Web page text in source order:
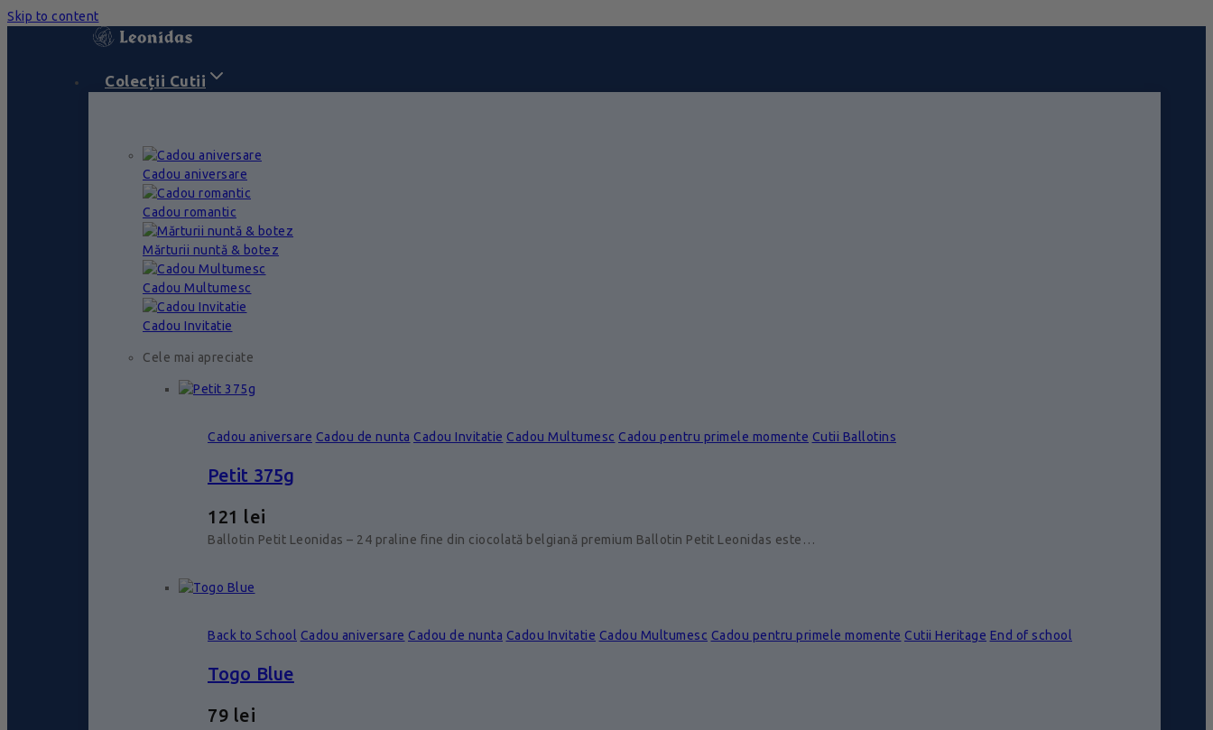
Skip to content
Colecții Cutii
Cadou aniversare
Cadou romantic
Mărturii nuntă & botez
Cadou Multumesc
Cadou Invitatie
Cele mai apreciate
Cadou aniversare Cadou de nunta Cadou Invitatie Cadou Multumesc Cadou pentru primele momente Cutii Ballotins
Petit 375g
121 lei
Ballotin Petit Leonidas – 24 praline fine din ciocolată belgiană premium Ballotin Petit Leonidas este…
Back to School Cadou aniversare Cadou de nunta Cadou Invitatie Cadou Multumesc Cadou pentru primele momente Cutii Heritage End of school
Togo Blue
79 lei